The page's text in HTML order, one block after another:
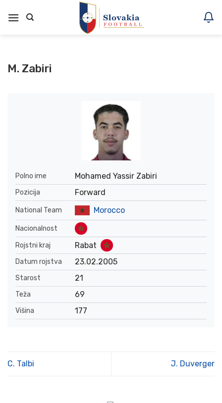
na
M. Zabiri
Polno ime Mohamed Yassir Zabiri
Pozicija Forward
National Team Morocco
Nacionalnost
Rojstni kraj
Rabat
Datum rojstva 23.02.2005
Starost 21
Teža 69
Višina 177
C. Talbi J. Duverger